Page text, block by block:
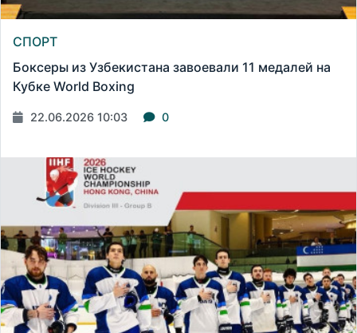
СПОРТ
Боксеры из Узбекистана завоевали 11 медалей на
Кубке World Boxing
22.06.2026 10:03 0